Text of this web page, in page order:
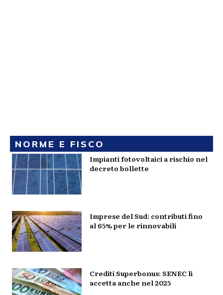
NORME E FISCO
Impianti fotovoltaici a rischio nel
decreto bollette
Imprese del Sud: contributi fino
al 65% per le rinnovabili
Crediti Superbonus: SENEC li
accetta anche nel 2025